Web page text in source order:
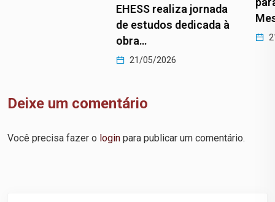
EHESS realiza jornada
de estudos dedicada à
Mestrado…
Deixe um comentário
Você precisa fazer o login para publicar um comentário.